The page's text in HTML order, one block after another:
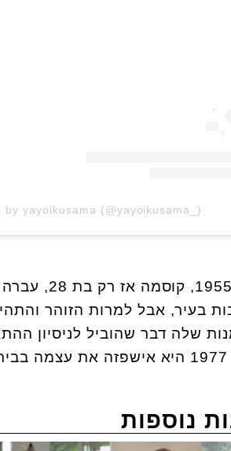
by yayoikusama (@yayoikusama_)
בשנת
בעיר, אבל למרות הזוהר
ובשנת 1977 היא אישפזה את
נוספות